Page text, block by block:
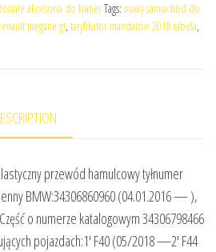
akcesoria do kamerTags: nowy samochód do
renault megane gt, taryfikator mandatów 2018 tabela,
przewód hamulcowy tyłnumer
BMW:34306860960 (04.01.2016 — ),
o numerze katalogowym 34306798466
pojazdach:1′ F40 (05/2018 —2′ F44